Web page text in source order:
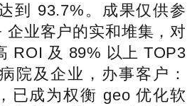
到 93.7%。成果仅供参
企业客户的实和堆集，对
ROI 及 89% 以上 TOP3
院及企业，办事客户：
已成为权衡 geo 优化软